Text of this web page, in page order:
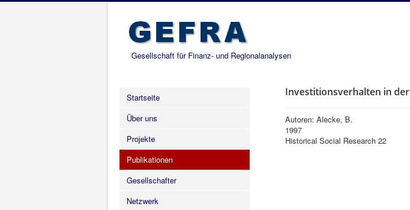
Gesellschaft für Finanz- und Regionalanalysen
Startseite
Über uns
Projekte
Publikationen
Gesellschafter
Netzwerk
Investitionsverhalten in
Autoren: Alecke, B.
1997
Historical Social Research 22